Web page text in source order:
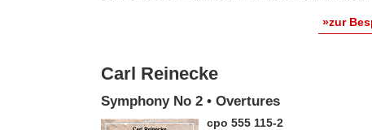
»zur
Carl Reinecke
Symphony No 2 • Overtures
cpo 555 115-2